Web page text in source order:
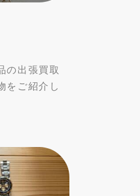
の出張買取
をご紹介し